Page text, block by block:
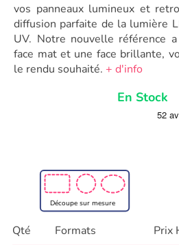
vos panneaux lumineux et
diffusion parfaite de la lumière
UV. Notre nouvelle référence
face mat et une face brillante,
le rendu souhaité. + d'info
En Stock
Qté Formats Prix
Découpe sur mesure